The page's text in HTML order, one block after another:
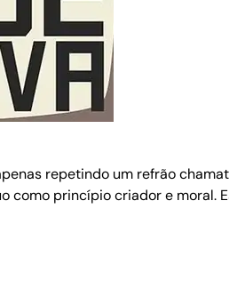
repetindo um refrão
princípio criador e moral.